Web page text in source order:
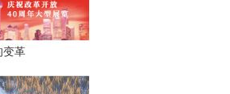
变革